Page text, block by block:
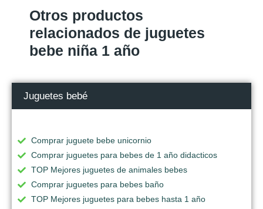
Otros productos
relacionados de juguetes
bebe niña 1 año
Juguetes bebé
Comprar juguete bebe unicornio
Comprar juguetes para bebes de 1 año didacticos
TOP Mejores juguetes de animales bebes
Comprar juguetes para bebes baño
TOP Mejores juguetes para bebes hasta 1 año